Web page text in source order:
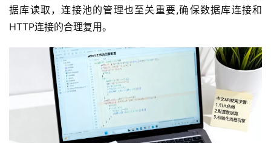
标
归
据库读取，连接池的管理也至关重要,确保数据库连接和
HTTP连接的合理复用。